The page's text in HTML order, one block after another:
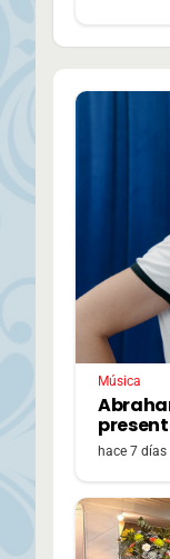
Música
hace 7 días